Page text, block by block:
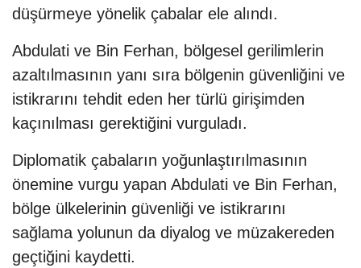
düşürmeye yönelik çabalar ele alındı.
Abdulati ve Bin Ferhan, bölgesel gerilimlerin
azaltılmasının yanı sıra bölgenin güvenliğini ve
istikrarını tehdit eden her türlü girişimden
kaçınılması gerektiğini vurguladı.
Diplomatik çabaların yoğunlaştırılmasının
önemine vurgu yapan Abdulati ve Bin Ferhan,
bölge ülkelerinin güvenliği ve istikrarını
sağlama yolunun da diyalog ve müzakereden
geçtiğini kaydetti.